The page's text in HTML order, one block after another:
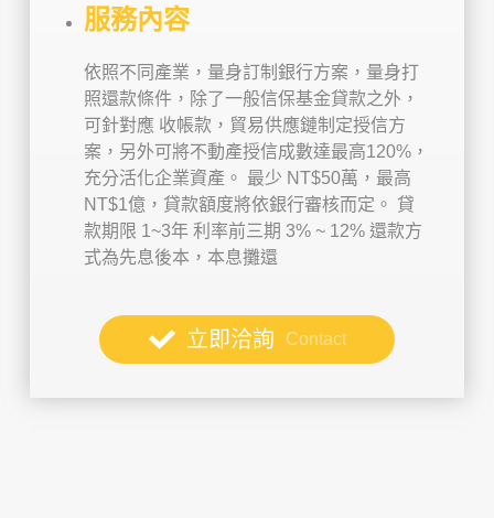
服務內容
依照不同產業，量身訂制銀行方案，量身打
照還款條件，除了一般信保基金貸款之外，
可針對應 收帳款，貿易供應鏈制定授信方
案，另外可將不動產授信成數達最高120%，
充分活化企業資產。 最少 NT$50萬，最高
NT$1億，貸款額度將依銀行審核而定。 貸
款期限 1~3年利率前三期 3% ~ 12%還款方
式為先息後本，本息攤還
立即洽詢 Contact